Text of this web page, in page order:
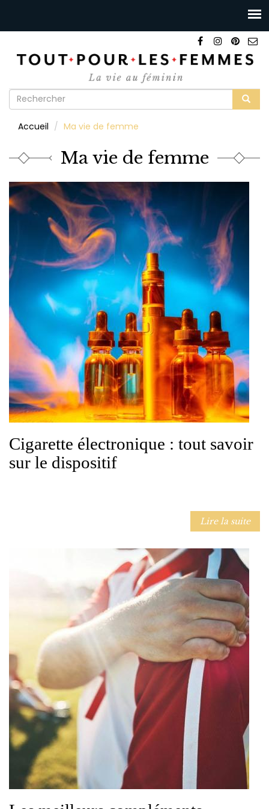
Formulaire
recherche
Accueil Ma vie de femme
Ma vie de femme
Cigarette électronique : tout savoir
sur le dispositif
Lire la suite